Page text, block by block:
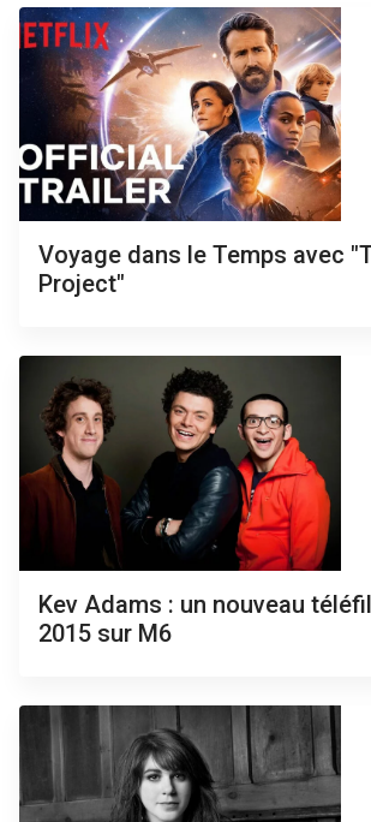
Voyage dans le Temps avec
Project"
Kev Adams : un nouveau
2015 sur M6